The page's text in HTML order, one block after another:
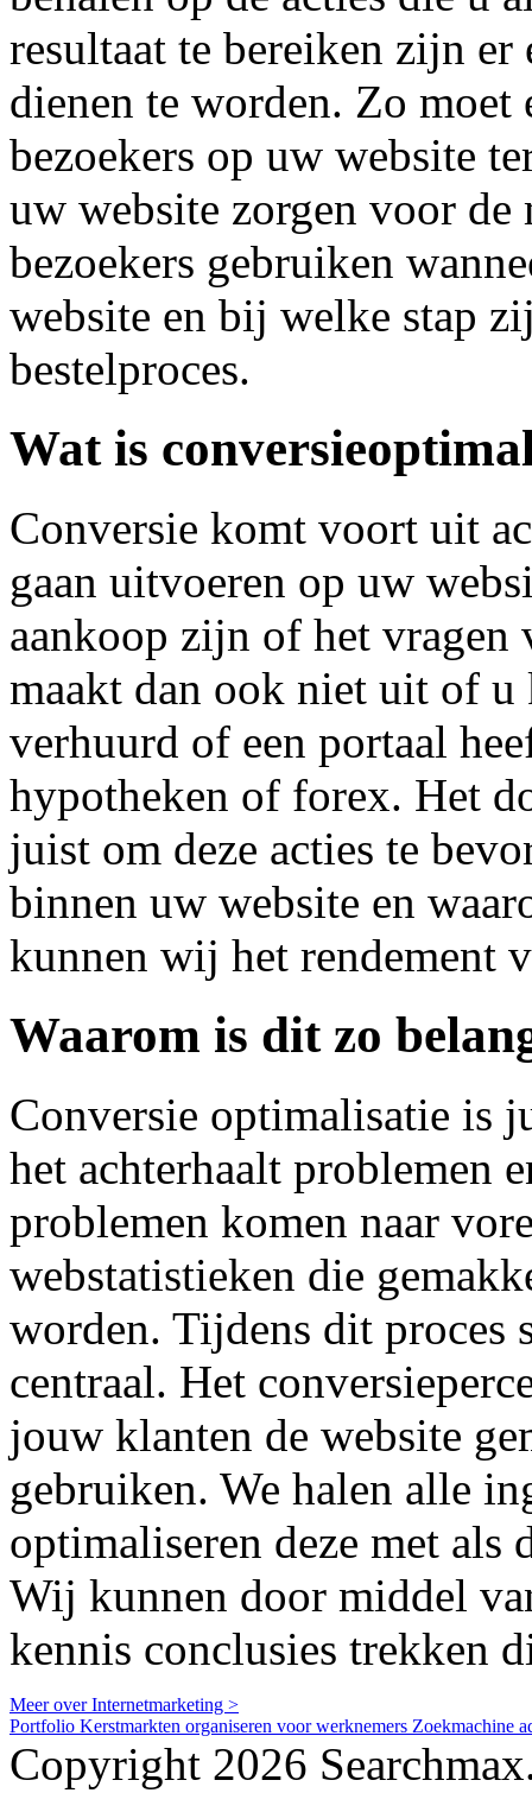
resultaat te bereiken zijn er
dienen te worden. Zo moet
bezoekers op uw website
uw website zorgen voor de
bezoekers gebruiken
website en bij welke stap
bestelproces.
Wat is
Conversie komt voort uit
gaan uitvoeren op uw
aankoop zijn of het
maakt dan ook niet uit of
verhuurd of een portaal
hypotheken of forex. Het
juist om deze acties te
binnen uw website en
kunnen wij het rendement
Waarom is dit zo
Conversie optimalisatie is
het achterhaalt problemen
problemen komen naar
webstatistieken die
worden. Tijdens dit proces
centraal. Het
jouw klanten de website
gebruiken. We halen alle
optimaliseren deze met als
Wij kunnen door middel
kennis conclusies trekken
Meer over Internetmarketing >
Portfolio Kerstmarkten organiseren voor werknemers Zoekmachine
Copyright 2026